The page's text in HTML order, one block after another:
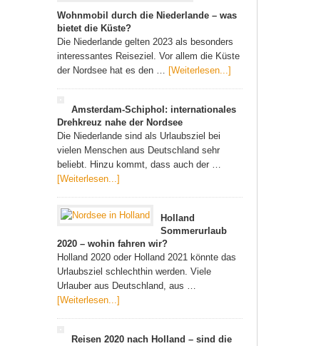
Wohnmobil durch die Niederlande – was
bietet die Küste?
Die Niederlande gelten 2023 als besonders
interessantes Reiseziel. Vor allem die Küste
der Nordsee hat es den … [Weiterlesen...]
Amsterdam-Schiphol: internationales
Drehkreuz nahe der Nordsee
Die Niederlande sind als Urlaubsziel bei
vielen Menschen aus Deutschland sehr
beliebt. Hinzu kommt, dass auch der …
[Weiterlesen...]
Holland
Sommerurlaub
2020 – wohin fahren wir?
Holland 2020 oder Holland 2021 könnte das
Urlaubsziel schlechthin werden. Viele
Urlauber aus Deutschland, aus …
[Weiterlesen...]
Reisen 2020 nach Holland – sind die